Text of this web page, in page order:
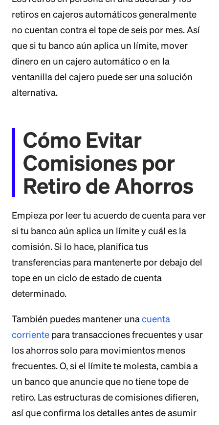
retiros en cajeros automáticos generalmente
no cuentan contra el tope de seis por mes. Así
que si tu banco aún aplica un límite, mover
dinero en un cajero automático o en la
ventanilla del cajero puede ser una solución
alternativa.
Cómo Evitar
Comisiones por
Retiro de Ahorros
Empieza por leer tu acuerdo de cuenta para ver
si tu banco aún aplica un límite y cuál es la
comisión. Si lo hace, planifica tus
transferencias para mantenerte por debajo del
tope en un ciclo de estado de cuenta
determinado.
También puedes mantener unacuenta
corriente para transacciones frecuentes y usar
los ahorros solo para movimientos menos
frecuentes. O, si el límite te molesta, cambia a
un banco que anuncie que no tiene tope de
retiro. Las estructuras de comisiones difieren,
así que confirma los detalles antes de asumir